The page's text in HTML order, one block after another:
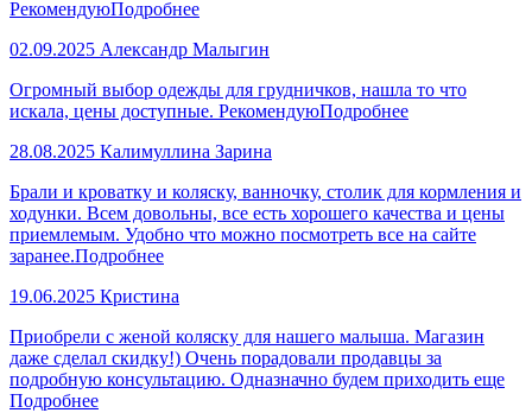
РекомендуюПодробнее
02.09.2025 Александр Малыгин
Огромный выбор одежды для грудничков, нашла то что
искала, цены доступные. РекомендуюПодробнее
28.08.2025 Калимуллина Зарина
Брали и кроватку и коляску, ванночку, столик для кормления и
ходунки. Всем довольны, все есть хорошего качества и цены
приемлемым. Удобно что можно посмотреть все на сайте
заранее.Подробнее
19.06.2025 Кристина
Приобрели с женой коляску для нашего малыша. Магазин
даже сделал скидку!) Очень порадовали продавцы за
подробную консультацию. Одназначно будем приходить еще
Подробнее